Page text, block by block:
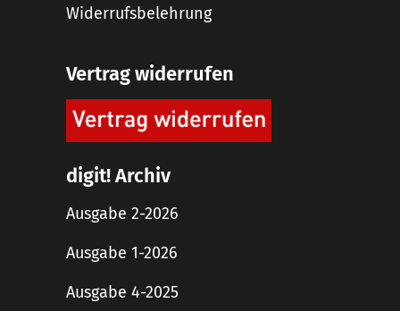
Widerrufsbelehrung
Vertrag widerrufen
digit! Archiv
Ausgabe 2-2026
Ausgabe 1-2026
Ausgabe 4-2025